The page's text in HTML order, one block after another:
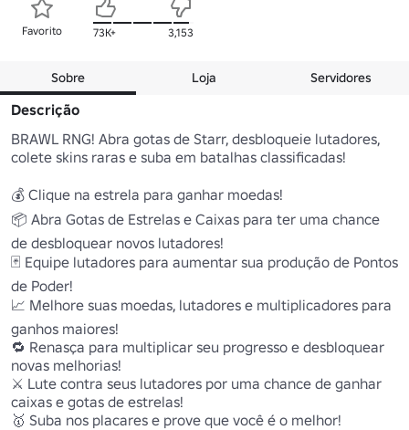
Favorito 73K+ 3,153
Sobre Loja Servidores
Descrição
BRAWL RNG! Abra gotas de Starr, desbloqueie lutadores,
colete skins raras e suba em batalhas classificadas!
💰 Clique na estrela para ganhar moedas!
📦 Abra Gotas de Estrelas e Caixas para ter uma chance
de desbloquear novos lutadores!
🃏 Equipe lutadores para aumentar sua produção de Pontos
de Poder!
📈 Melhore suas moedas, lutadores e multiplicadores para
ganhos maiores!
🔁 Renasça para multiplicar seu progresso e desbloquear
novas melhorias!
⚔️ Lute contra seus lutadores por uma chance de ganhar
caixas e gotas de estrelas!
🥇 Suba nos placares e prove que você é o melhor!